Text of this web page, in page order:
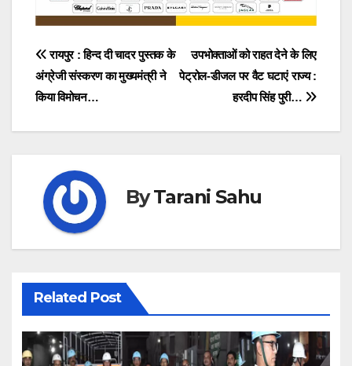
Post
navigation
उपभोक्ताओं को राहत देने के लिए
पेट्रोल-डीजल पर वैट घटाएं राज्य :
हरदीप सिंह पुरी…
रायपुर : हिन्द दी चादर पुस्तक के
अंग्रेजी संस्करण का मुख्यमंत्री ने
किया विमोचन…
ByTarani Sahu
Related Post